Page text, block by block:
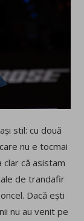
stil: cu două
nu e tocmai
clar că asistam
de trandafir
Dacă ești
nu au venit pe